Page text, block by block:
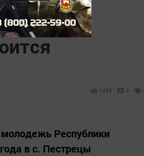
1455 0
Республики
в с. Пестрецы